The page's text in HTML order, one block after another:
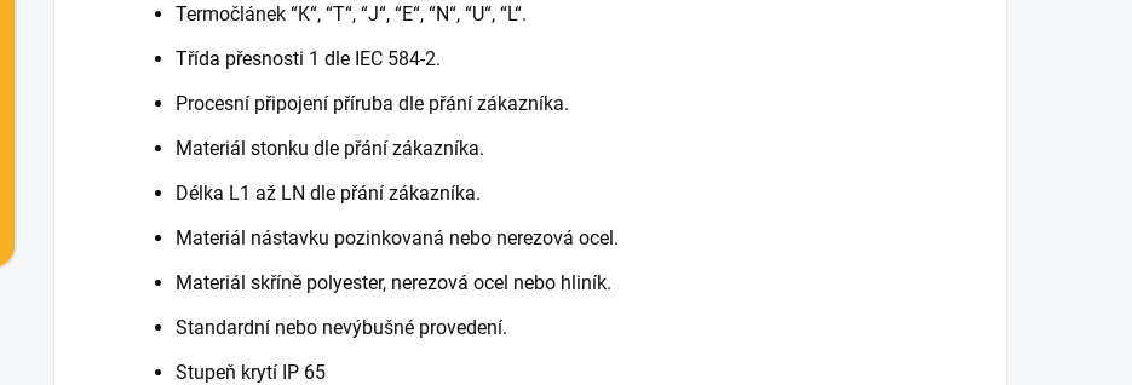
Termočlánek “K“, “T“, “J“, “E“, “N“, “U“, “L“.
Třída přesnosti 1 dle IEC 584-2.
Procesní připojení příruba dle přání zákazníka.
Materiál stonku dle přání zákazníka.
Délka L1 až LN dle přání zákazníka.
Materiál nástavku pozinkovaná nebo nerezová ocel.
Materiál skříně polyester, nerezová ocel nebo hliník.
Standardní nebo nevýbušné provedení.
Stupeň krytí IP 65